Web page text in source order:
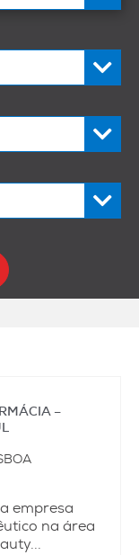
–
empresa
na área